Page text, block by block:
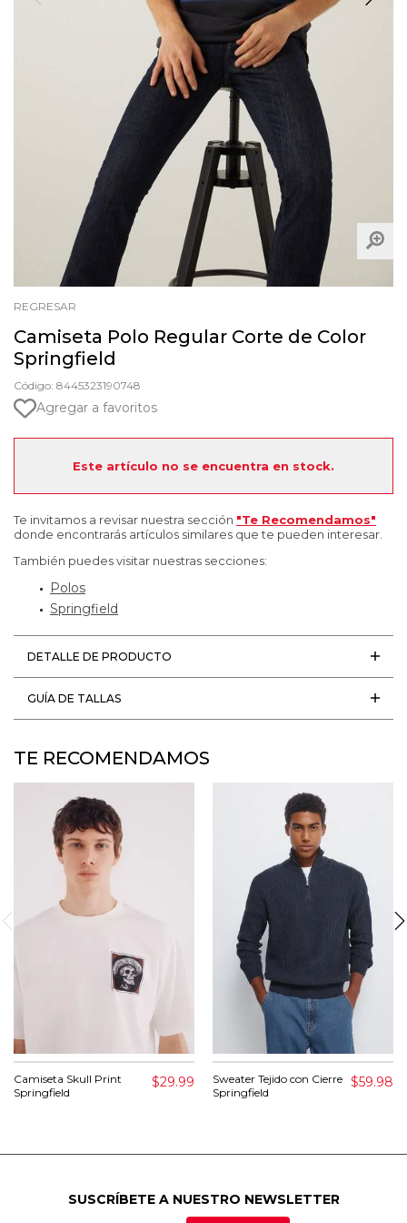
REGRESAR
Camiseta Polo Regular Corte de Color
Springfield
Código: 8445323190748
Agregar a favoritos
Este artículo no se encuentra en stock.
Te invitamos a revisar nuestra sección "Te Recomendamos"
donde encontrarás artículos similares que te pueden interesar.
También puedes visitar nuestras secciones:
Polos
Springfield
DETALLE DE PRODUCTO
GUÍA DE TALLAS
TE RECOMENDAMOS
Camiseta Skull Print
Springfield
$29.99
Sweater Tejido con Cierre
Springfield
$59.98
SUSCRÍBETE A NUESTRO NEWSLETTER